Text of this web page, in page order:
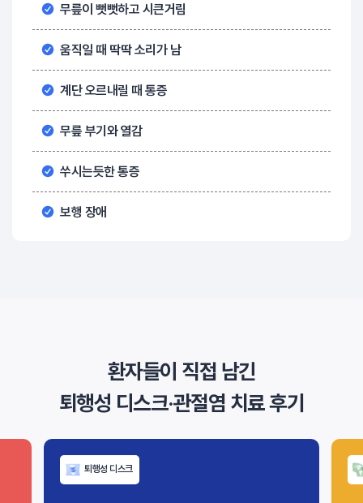
무릎이 뻣뻣하고 시큰거림
움직일 때 딱딱 소리가 남
계단 오르내릴 때 통증
무릎 부기와 열감
쑤시는듯한 통증
보행 장애
환자들이 직접 남긴
퇴행성 디스크·관절염 치료 후기
퇴행성 디스크